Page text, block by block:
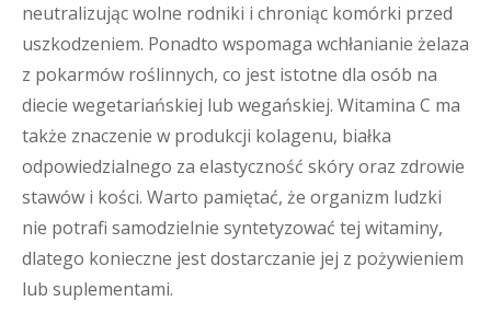
neutralizując wolne rodniki i chroniąc komórki przed
uszkodzeniem. Ponadto wspomaga wchłanianie żelaza
z pokarmów roślinnych, co jest istotne dla osób na
diecie wegetariańskiej lub wegańskiej. Witamina C ma
także znaczenie w produkcji kolagenu, białka
odpowiedzialnego za elastyczność skóry oraz zdrowie
stawów i kości. Warto pamiętać, że organizm ludzki
nie potrafi samodzielnie syntetyzować tej witaminy,
dlatego konieczne jest dostarczanie jej z pożywieniem
lub suplementami.